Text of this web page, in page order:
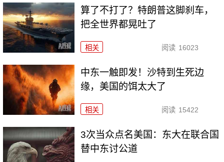
算了不打了？特朗普这脚刹车，
把全世界都晃吐了
相关 阅读 16023
中东一触即发！沙特到生死边
缘，美国的饵太大了
相关 阅读 15422
3次当众点名美国：东大在联合国
替中东讨公道